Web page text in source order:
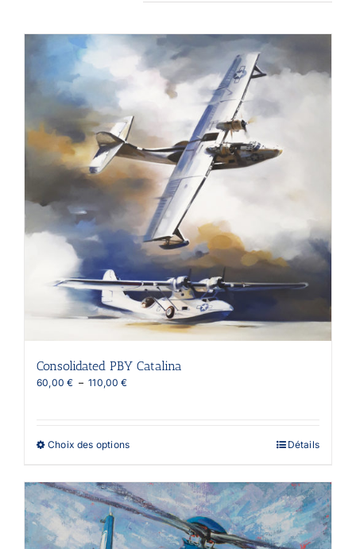
Consolidated PBY Catalina
60,00€ – 110,00€Plage
Choix des optionsCe
plusieurs
variations.
Les
options
peuvent
Détails